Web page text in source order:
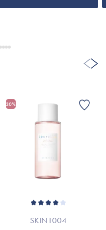
30%
SKIN1004